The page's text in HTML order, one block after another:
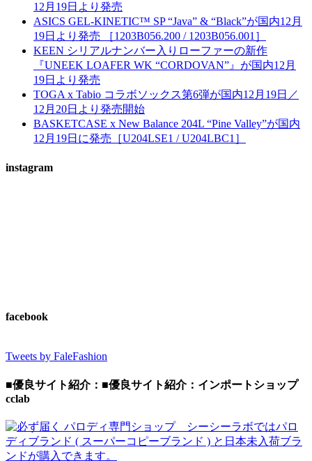
12月19日より発売
ASICS GEL-KINETIC™ SP “Java” & “Black”が国内12月
19日より発売 ［1203B056.200 / 1203B056.001］
KEEN シリアルナンバー入りローファーの新作
『UNEEK LOAFER WK “CORDOVAN”』が国内12月
19日より発売
TOGA x Tabio コラボソックス第6弾が国内12月19日／
12月20日より発売開始
BASKETCASE x New Balance 204L “Pine Valley”が国内
12月19日に発売［U204LSE1 / U204LBC1］
instagram
facebook
Tweets by FaleFashion
■優良サイト紹介：■優良サイト紹介：インポートショップ
cclab